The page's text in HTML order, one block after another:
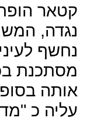
קטאר
נגדה,
נחשף
מסתכנת
אותה
עליה כ